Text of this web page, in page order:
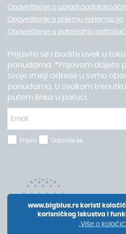
Obaveštenje o obradi podataka
Obaveštenje o prijemu reklamacija
Obaveštenje o pokretanju
Prijavite se i budite uvek u
ponudama. *Prijavom dajete
svoje imejl adrese u svrhu
ponudama. U svakom
putem linka u poruci.
Prijavi Odjavite se
www.bigblue.rs koristi
korisničkog iskustva i
„Više o